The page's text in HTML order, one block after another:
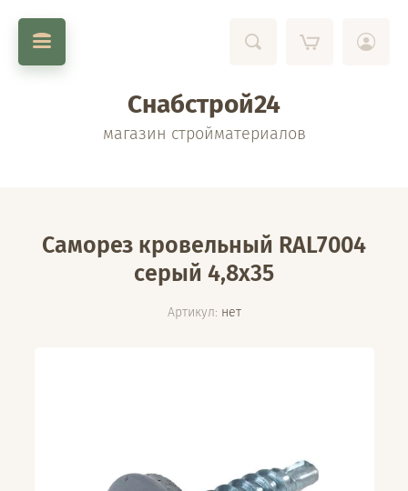
Снабстрой24
магазин стройматериалов
Саморез кровельный RAL7004
серый 4,8х35
Артикул: нет